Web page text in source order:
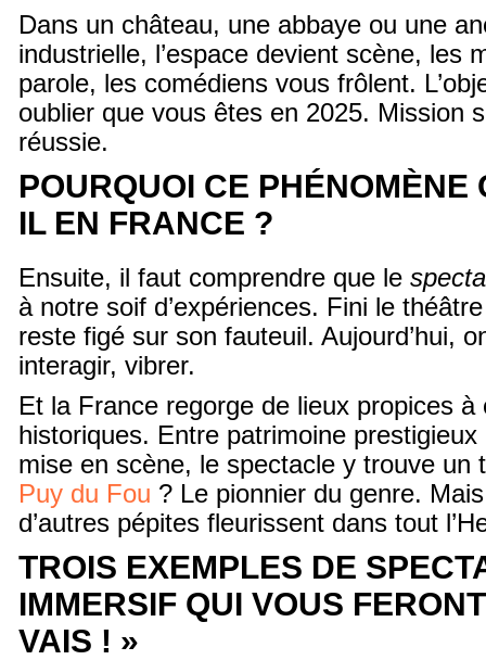
Dans un château, une abbaye ou une
industrielle, l’espace devient scène, les
parole, les comédiens vous frôlent.
oublier que vous êtes en 2025. Mission
réussie.
POURQUOI CE PHÉNOMÈNE
IL EN FRANCE ?
Ensuite, il faut comprendre que le
à notre soif d’expériences. Fini le
reste figé sur son fauteuil. Aujourd’hui,
interagir, vibrer.
Et la France regorge de lieux propices à
historiques. Entre patrimoine
mise en scène, le spectacle y trouve un
Puy du Fou ? Le pionnier du genre. Mais
d’autres pépites fleurissent dans tout
TROIS EXEMPLES DE
IMMERSIF QUI VOUS
VAIS ! »